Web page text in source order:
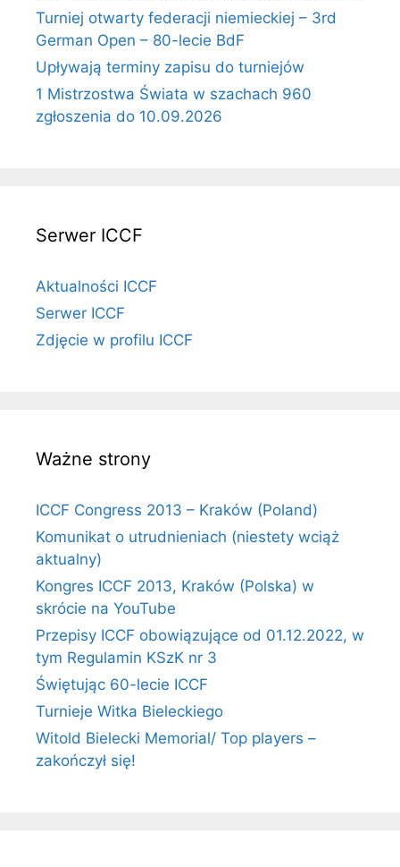
Turniej otwarty federacji niemieckiej – 3rd
German Open – 80-lecie BdF
Upływają terminy zapisu do turniejów
1 Mistrzostwa Świata w szachach 960
zgłoszenia do 10.09.2026
Serwer ICCF
Aktualności ICCF
Serwer ICCF
Zdjęcie w profilu ICCF
Ważne strony
ICCF Congress 2013 – Kraków (Poland)
Komunikat o utrudnieniach (niestety wciąż
aktualny)
Kongres ICCF 2013, Kraków (Polska) w
skrócie na YouTube
Przepisy ICCF obowiązujące od 01.12.2022, w
tym Regulamin KSzK nr 3
Świętując 60-lecie ICCF
Turnieje Witka Bieleckiego
Witold Bielecki Memorial/ Top players –
zakończył się!